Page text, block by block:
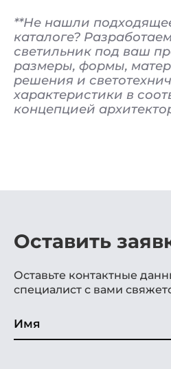
**Не нашли
каталоге?
светильник под ваш
размеры, формы,
решения и
характеристики в
концепцией
Оставить
Оставьте контактные
специалист с вами